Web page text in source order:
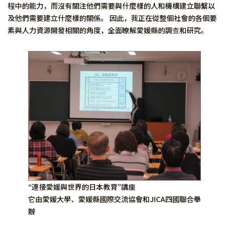
程中的能力，而沒有關注他們需要與什麼樣的人和機構建立聯繫以
及他們需要建立什麼樣的關係。 因此，我正在從整個社會的各個要
素與人力資源開發相關的角度，全面瞭解愛媛縣的調查和研究。
“連接愛媛與世界的日本教育”講座
它由愛媛大學、愛媛縣國際交流協會和JICA四國聯合舉
辦